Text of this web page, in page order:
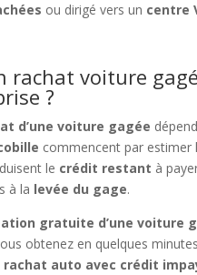
ou dirigé vers un centre
rachat voiture
?
d’une voiture gagée
commencent par
le crédit restant à
à la levée du gage.
gratuite d’une voiture
obtenez en quelques
rachat auto avec crédit